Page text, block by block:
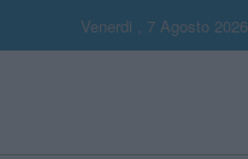
Venerdi , 7 Agosto 2026